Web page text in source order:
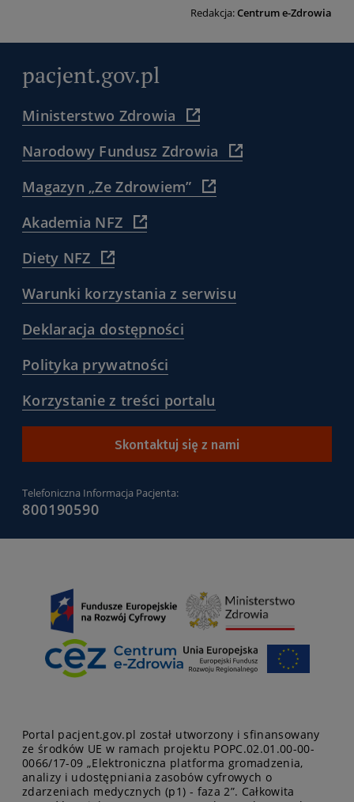
Redakcja:Centrum e-Zdrowia
pacjent.gov.pl
Ministerstwo Zdrowia
(
https://www.gov.pl/web/
Narodowy Fundusz Zdrowia
(
https://
Magazyn „Ze Zdrowiem”
(
https://www.nfz.gov.pl/
)
Akademia NFZ
(
https://akademia.nfz.gov.pl/
Diety NFZ
(
https://diety.nfz.gov.pl/
Warunki korzystania z serwisu(
/warunki-
Deklaracja dostępności(
/deklaracja-
Polityka prywatności
/polityka-
prywatnosci
)
Korzystanie z treści portalu
/korzystanie-
z-
tresci-
Skontaktuj się z nami
Telefoniczna Informacja Pacjenta:
800190590
Portal pacjent.gov.pl został utworzony i sfinansowany
ze środków UE w ramach projektu POPC.02.01.00-00-
0066/17-09 „Elektroniczna platforma gromadzenia,
analizy i udostępniania zasobów cyfrowych o
zdarzeniach medycznych (p1) - faza 2”. Całkowita